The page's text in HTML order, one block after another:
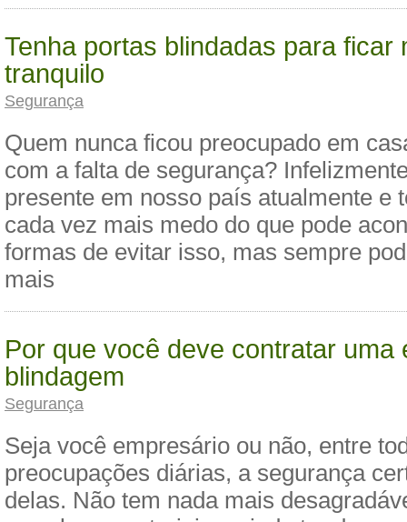
Tenha portas blindadas para ficar
tranquilo
Segurança
Quem nunca ficou preocupado em
com a falta de segurança?
presente em nosso país atualmente e
cada vez mais medo do que pode
formas de evitar isso, mas sempre
mais
Por que você deve contratar uma
blindagem
Segurança
Seja você empresário ou não, entre
preocupações diárias, a segurança
delas. Não tem nada mais